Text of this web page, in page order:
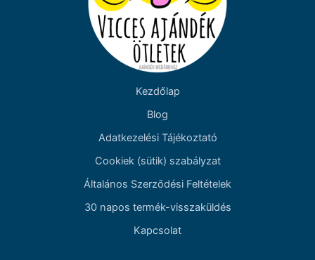
Kezdőlap
Blog
Adatkezelési Tájékoztató
Cookiek (sütik) szabályzat
Általános Szerződési Feltételek
30 napos termék-visszaküldés
Kapcsolat